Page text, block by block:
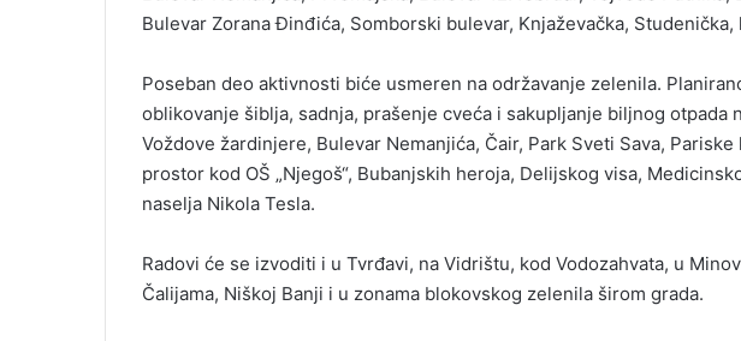
Bulevar Zorana Đinđića, Somborski bulevar, Knjaževačka, Studenička,
Poseban deo aktivnosti biće usmeren na održavanje zelenila.
oblikovanje šiblja, sadnja, prašenje cveća i sakupljanje biljnog otpada
Voždove žardinjere, Bulevar Nemanjića, Čair, Park Sveti Sava,
prostor kod OŠ „Njegoš“, Bubanjskih heroja, Delijskog visa,
naselja Nikola Tesla.
Radovi će se izvoditi i u Tvrđavi, na Vidrištu, kod Vodozahvata, u
Čalijama, Niškoj Banji i u zonama blokovskog zelenila širom grada.